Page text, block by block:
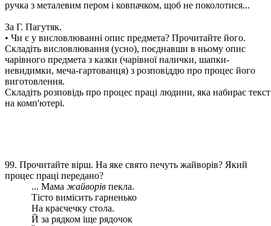
ручка з металевим пером і ковпачком, щоб не поколотися...
За Г. Пагутяк.
• Чи є у висловлюванні опис предмета? Прочитайте його.
Складіть висловлювання (усно), поєднавши в ньому опис
чарівного предмета з казки (чарівної палички, шапки-
невидимки, меча-гартованця) з розповіддю про процес його
виготовлення.
Складіть розповідь про процес праці людини, яка набирає текст
на комп'ютері.
99. Прочитайте вірш. На яке свято печуть жайворів? Який
процес праці передано?
... Мама жайворів пекла.
Тісто вимісить гарненько
На краєчечку стола.
Й за рядком іще рядочок